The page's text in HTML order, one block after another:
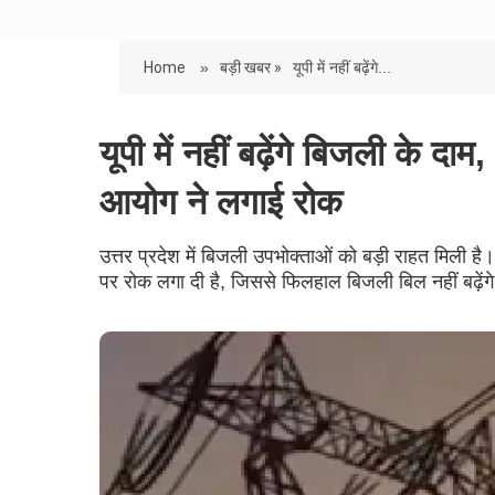
Home » बड़ी खबर » यूपी में नहीं बढ़ेंगे...
यूपी में नहीं बढ़ेंगे बिजली के
आयोग ने लगाई रोक
उत्तर प्रदेश में बिजली उपभोक्ताओं को बड़ी राहत मिली
पर रोक लगा दी है, जिससे फिलहाल बिजली बिल नहीं